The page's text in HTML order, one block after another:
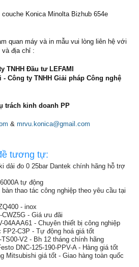
Konica Minolta Bizhub 654e
quan máy và in mẫu vui lòng liên hệ với
và địa chỉ :
TNHH Đầu tư LEFAMI
- Công ty TNHH Giải pháp Công nghệ
trách kinh doanh PP
& mrvu.konica@gmail.com
tương tự:
dải đo 0 25bar Dantek chính hãng hỗ trợ
tự động
thao tác công nghiệp theo yêu cầu tại
- inox
CWZ5G - Giá ưu đãi
04AAA61 - Chuyên thiết bị công nghiệp
FP2-C3P - Tự động hoá giá tốt
V2 - Bh 12 tháng chính hãng
DNC-125-190-PPV-A - Hàng giá tốt
Mitsubishi giá tốt - Giao hàng toàn quốc